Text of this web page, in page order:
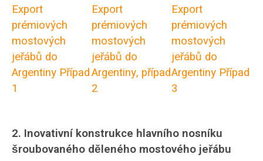
Export
prémiových
mostových
jeřábů do
Argentiny Případ
1
Export
prémiových
mostových
jeřábů do
Argentiny, případ
2
Export
prémiových
mostových
jeřábů do
Argentiny Případ
3
2. Inovativní konstrukce hlavního nosníku
šroubovaného děleného mostového jeřábu